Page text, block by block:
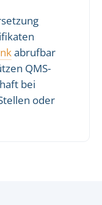
abrufbar
QMS-
bei
oder